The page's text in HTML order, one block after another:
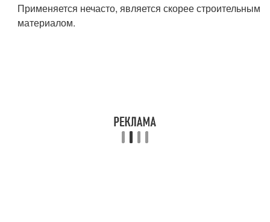
Применяется нечасто, является скорее строительным
материалом.